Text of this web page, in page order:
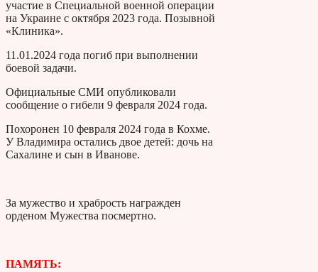
участие в Специальной военной операции
на Украине с октября 2023 года. Позывной
«Клиника».
11.01.2024 года погиб при выполнении
боевой задачи.
Официальные СМИ опубликовали
сообщение о гибели 9 февраля 2024 года.
Похоронен 10 февраля 2024 года в Кохме.
У Владимира остались двое детей: дочь на
Сахалине и сын в Иванове.
За мужество и храбрость награжден
орденом Мужества посмертно.
ПАМЯТЬ: